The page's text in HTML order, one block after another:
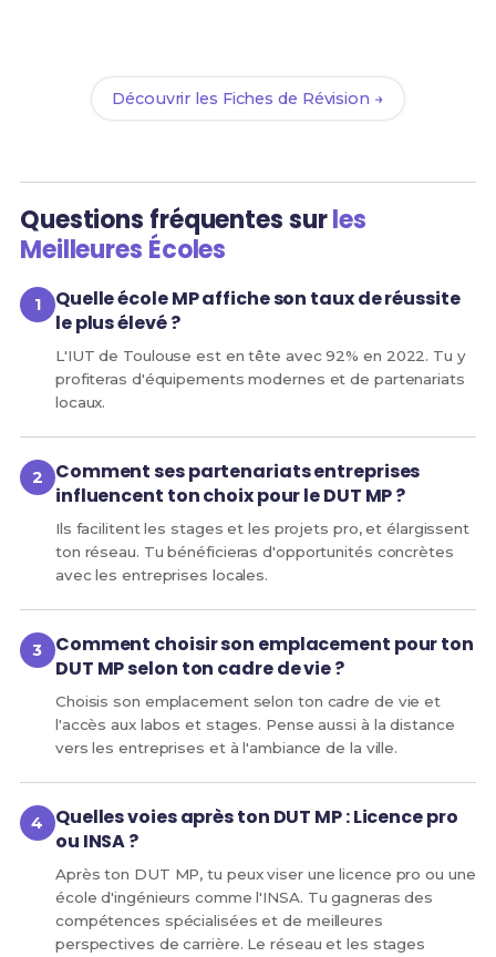
Découvrir les Fiches de Révision →
Questions fréquentes surles
Meilleures Écoles
Quelle école MP affiche son taux de réussite
le plus élevé ?
L'IUT de Toulouse est en tête avec 92% en 2022. Tu y
profiteras d'équipements modernes et de partenariats
locaux.
Comment ses partenariats entreprises
influencent ton choix pour le DUT MP ?
Ils facilitent les stages et les projets pro, et élargissent
ton réseau. Tu bénéficieras d'opportunités concrètes
avec les entreprises locales.
Comment choisir son emplacement pour ton
DUT MP selon ton cadre de vie ?
Choisis son emplacement selon ton cadre de vie et
l'accès aux labos et stages. Pense aussi à la distance
vers les entreprises et à l'ambiance de la ville.
Quelles voies après ton DUT MP : Licence pro
ou INSA ?
Après ton DUT MP, tu peux viser une licence pro ou une
école d'ingénieurs comme l'INSA. Tu gagneras des
compétences spécialisées et de meilleures
perspectives de carrière. Le réseau et les stages